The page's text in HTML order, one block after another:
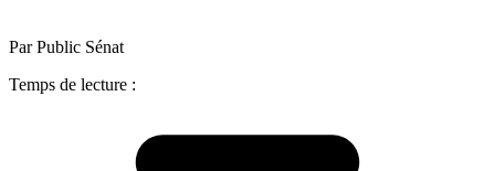
Par Public Sénat
Temps de lecture :